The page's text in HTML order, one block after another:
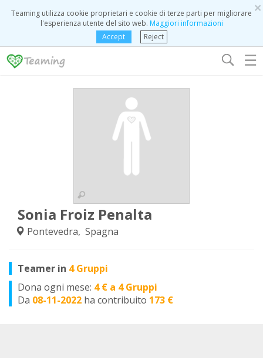
×
Teaming utilizza cookie proprietari e cookie di terze parti per migliorare
l'esperienza utente del sito web. Maggiori informazioni
Accept
Reject
☰
Sonia Froiz Penalta
Pontevedra, Spagna
Teamer in 4 Gruppi
Dona ogni mese: 4 € a 4 Gruppi
Da 08-11-2022 ha contribuito 173 €